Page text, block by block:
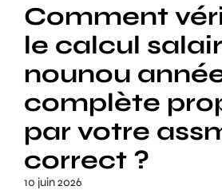
Comment
le calcul
nounou
complète
par votre
correct ?
10 juin 2026